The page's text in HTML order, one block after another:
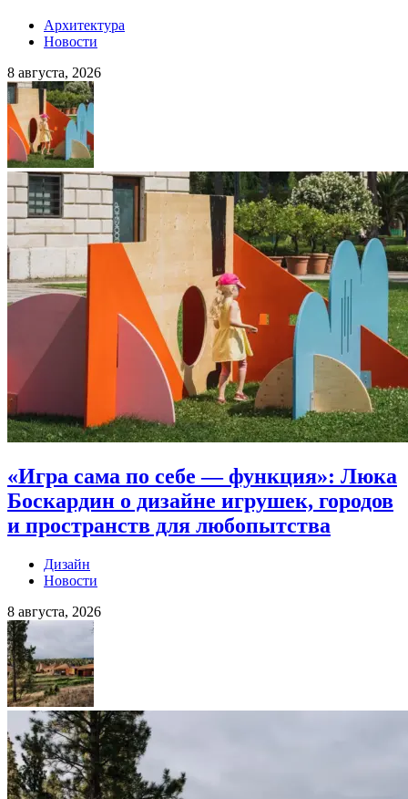
Архитектура
Новости
8 августа, 2026
«Игра сама по себе — функция»: Люка
Боскардин о дизайне игрушек, городов
и пространств для любопытства
Дизайн
Новости
8 августа, 2026